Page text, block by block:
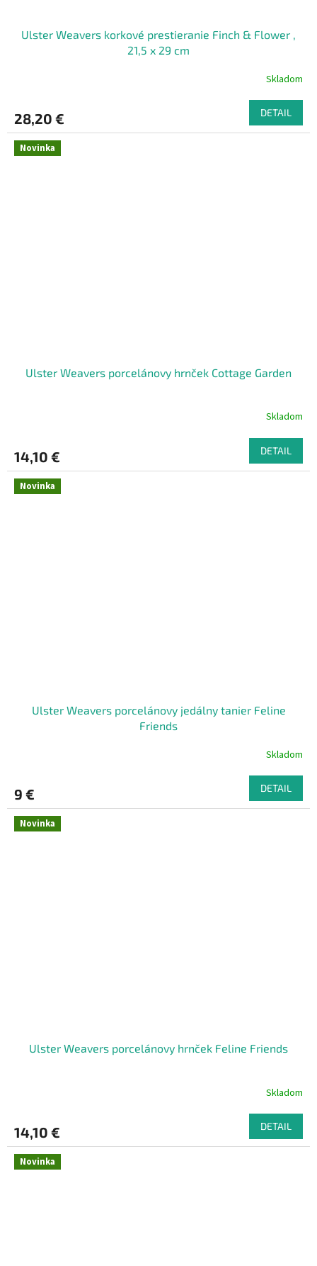
Ulster Weavers korkové prestieranie Finch & Flower ,
21,5 x 29 cm
Skladom
28,20 € DETAIL
Novinka
Ulster Weavers porcelánovy hrnček Cottage Garden
Skladom
14,10 € DETAIL
Novinka
Ulster Weavers porcelánovy jedálny tanier Feline
Friends
Skladom
9 € DETAIL
Novinka
Ulster Weavers porcelánovy hrnček Feline Friends
Skladom
14,10 € DETAIL
Novinka